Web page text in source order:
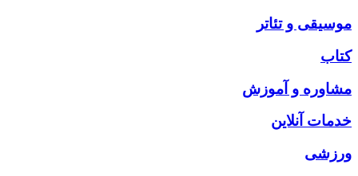
موسیقی و تئاتر
کتاب
مشاوره و آموزش
خدمات آنلاین
ورزشی